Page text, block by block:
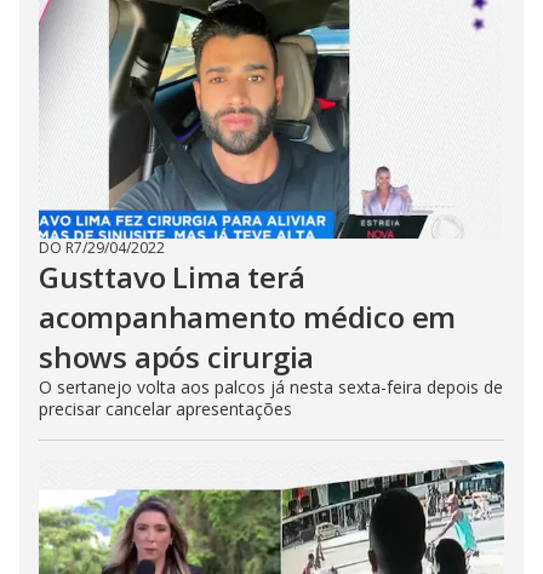
DO R7/29/04/2022
Gusttavo Lima terá
acompanhamento médico em
shows após cirurgia
O sertanejo volta aos palcos já nesta sexta-feira depois de
precisar cancelar apresentações